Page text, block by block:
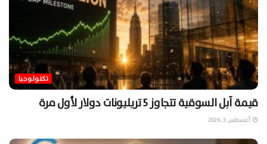
تكنولوجيا
قيمة آبل السوقية تتجاوز 5 تريليونات دولار لأول مرة
أغسطس 3, 2026